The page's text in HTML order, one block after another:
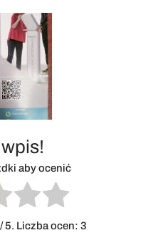
aby ocenić
/ 5. Liczba ocen: 3